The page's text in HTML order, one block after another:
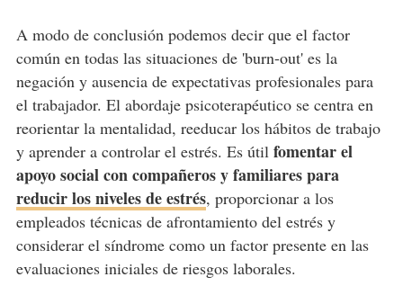
A modo de conclusión podemos decir que el factor
común en todas las situaciones de 'burn-out' es la
negación y ausencia de expectativas profesionales para
el trabajador. El abordaje psicoterapéutico se centra en
reorientar la mentalidad, reeducar los hábitos de trabajo
y aprender a controlar el estrés. Es útil fomentar el
apoyo social con compañeros y familiares para
reducir los niveles de estrés, proporcionar a los
empleados técnicas de afrontamiento del estrés y
considerar el síndrome como un factor presente en las
evaluaciones iniciales de riesgos laborales.